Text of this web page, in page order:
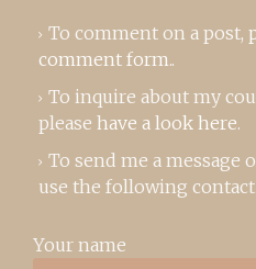
To comment on a post,
comment form..
To inquire about my
please have a look here.
To send me a message
use the following
Your name